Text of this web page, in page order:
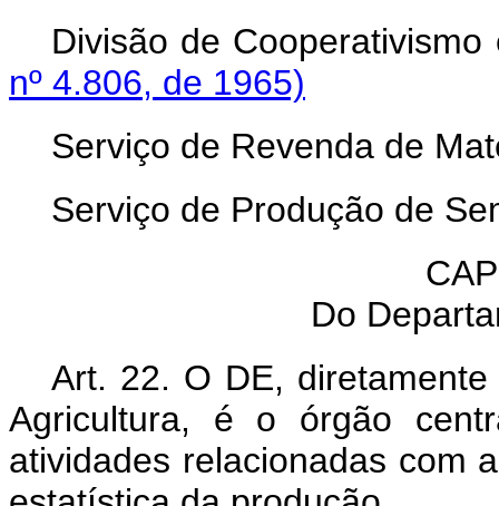
Divisão de
nº 4.806, de 1965)
Serviço de Revenda de
Serviço de Produção de
Do
Art. 22. O DE,
Agricultura, é o órgão
atividades relacionadas com